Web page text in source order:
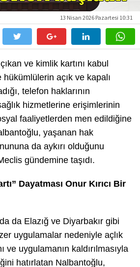
13 Nisan 2026 Pazartesi 10:31
ve kimlik kartını kabul
açık ve kapalı
telefon haklarının
hizmetlerine erişimlerinin
faaliyetlerden men edildiğine
yaşanan hak
da aykırı olduğunu
gündemine taşıdı.
Dayatması Onur Kırıcı Bir
da Elazığ ve Diyarbakır gibi
uygulamalar nedeniyle açlık
ve uygulamanın kaldırılmasıyla
hatırlatan Nalbantoğlu,